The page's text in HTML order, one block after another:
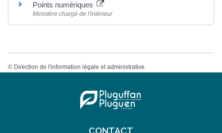
Points numériques
Ministère chargé de l'intérieur
© Direction de l'information légale et administrative
CONTACT